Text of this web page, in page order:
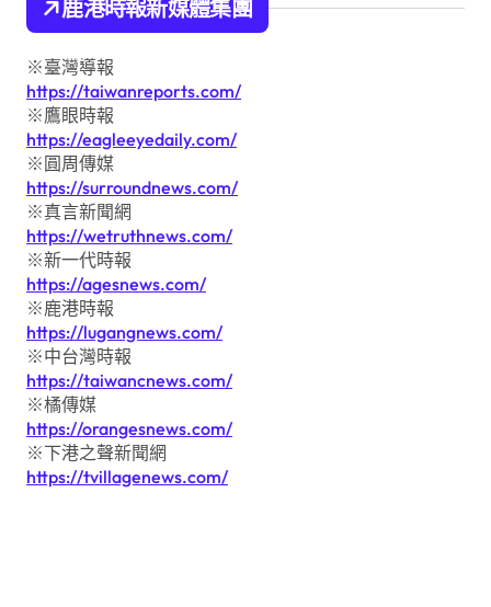
鹿港時報新媒體集團
※臺灣導報
https://taiwanreports.com/
※鷹眼時報
https://eagleeyedaily.com/
※圓周傳媒
https://surroundnews.com/
※真言新聞網
https://wetruthnews.com/
※新一代時報
https://agesnews.com/
※鹿港時報
https://lugangnews.com/
※中台灣時報
https://taiwancnews.com/
※橘傳媒
https://orangesnews.com/
※下港之聲新聞網
https://tvillagenews.com/